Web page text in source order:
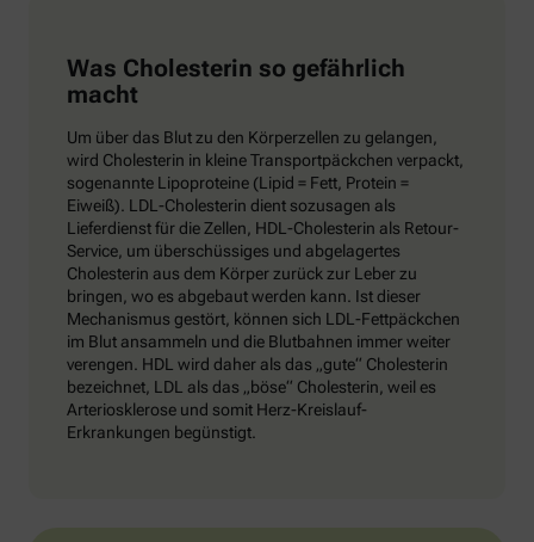
Was Cholesterin so gefährlich
macht
Um über das Blut zu den Körperzellen zu gelangen,
wird Cholesterin in kleine Transportpäckchen verpackt,
sogenannte Lipoproteine (Lipid = Fett, Protein =
Eiweiß). LDL-Cholesterin dient sozusagen als
Lieferdienst für die Zellen, HDL-Cholesterin als Retour-
Service, um überschüssiges und abgelagertes
Cholesterin aus dem Körper zurück zur Leber zu
bringen, wo es abgebaut werden kann. Ist dieser
Mechanismus gestört, können sich LDL-Fettpäckchen
im Blut ansammeln und die Blutbahnen immer weiter
verengen. HDL wird daher als das „gute“ Cholesterin
bezeichnet, LDL als das „böse“ Cholesterin, weil es
Arteriosklerose und somit Herz-Kreislauf-
Erkrankungen begünstigt.